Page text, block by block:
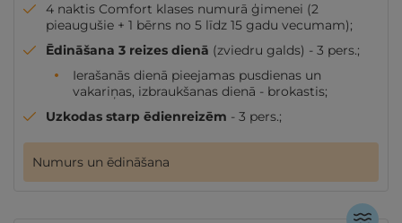
4 naktis Comfort klases numurā ģimenei (2
pieaugušie + 1 bērns no 5 līdz 15 gadu vecumam);
Ēdināšana 3 reizes dienā (zviedru galds) - 3 pers.;
Ierašanās dienā pieejamas pusdienas un
vakariņas, izbraukšanas dienā - brokastis;
Uzkodas starp ēdienreizēm - 3 pers.;
Numurs un ēdināšana